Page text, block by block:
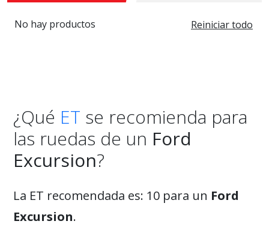
Reiniciar todo
No hay productos
¿Qué ET se recomienda para
las ruedas de un Ford
Excursion?
La ET recomendada es: 10 para un Ford
Excursion.